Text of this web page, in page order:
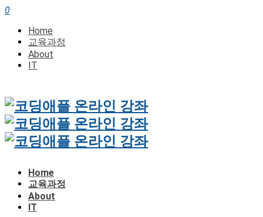
0
Home
교육과정
About
IT
Home
교육과정
About
IT